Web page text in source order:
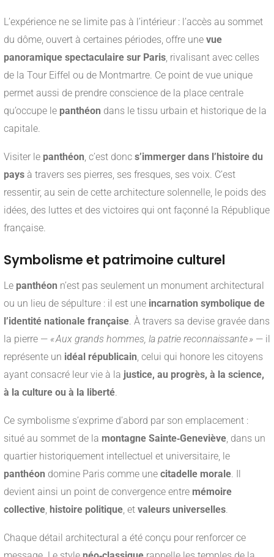
L’expérience ne se limite pas à l’intérieur : l’accès au sommet
du dôme, ouvert à certaines périodes, offre une vue
panoramique spectaculaire sur Paris, rivalisant avec celles
de la Tour Eiffel ou de Montmartre. Ce point de vue unique
permet aussi de prendre conscience de la place centrale
qu’occupe le panthéon dans le tissu urbain et historique de la
capitale.
Visiter le panthéon, c’est donc s’immerger dans l’histoire du
pays à travers ses pierres, ses fresques, ses voix. C’est
ressentir, au sein de cette architecture solennelle, le poids des
idées, des luttes et des victoires qui ont façonné la République
française.
Symbolisme et patrimoine culturel
Le panthéon n’est pas seulement un monument architectural
ou un lieu de sépulture : il est une incarnation symbolique de
l’identité nationale française. À travers sa devise gravée dans
la pierre — « Aux grands hommes, la patrie reconnaissante » — il
représente un idéal républicain, celui qui honore les citoyens
ayant consacré leur vie à la justice, au progrès, à la science,
à la culture ou à la liberté.
Ce symbolisme s’exprime d’abord par son emplacement :
situé au sommet de la montagne Sainte‑Geneviève, dans un
quartier historiquement intellectuel et universitaire, le
panthéon domine Paris comme une citadelle morale. Il
devient ainsi un point de convergence entre mémoire
collective, histoire politique, et valeurs universelles.
Chaque détail architectural a été conçu pour renforcer ce